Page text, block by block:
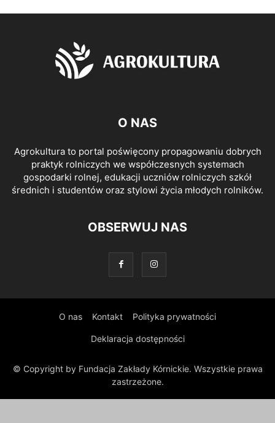
O NAS
Agrokultura to portal poświęcony propagowaniu dobrych
praktyk rolniczych we współczesnych systemach
gospodarki rolnej, edukacji uczniów rolniczych szkół
średnich i studentów oraz stylowi życia młodych rolników.
OBSERWUJ NAS
O nas Kontakt Polityka prywatności
Deklaracja dostępności
© Copyright by Fundacja Zakłady Kórnickie. Wszystkie prawa
zastrzeżone.